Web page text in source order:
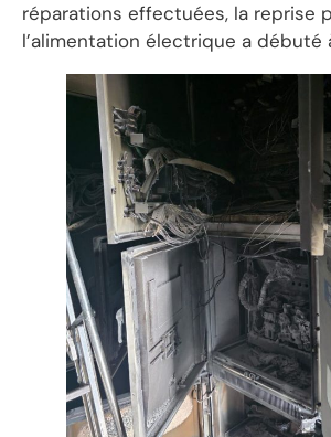
réparations effectuées, la reprise
l’alimentation électrique a débuté